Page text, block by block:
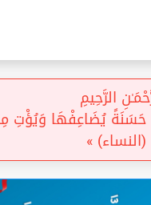
الرَّحِيمِ
يُضَاعِفْهَا وَيُؤْتِ